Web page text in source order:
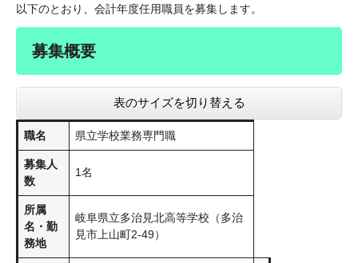
以下のとおり、会計年度任用職員を募集します。
募集概要
表のサイズを切り替える
職名 県立学校業務専門職
募集人
数
1名
所属
名・勤
務地
岐阜県立多治見北高等学校（多治
見市上山町2-49）